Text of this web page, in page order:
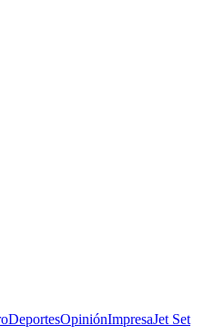
DeportesOpiniónImpresaJet Set